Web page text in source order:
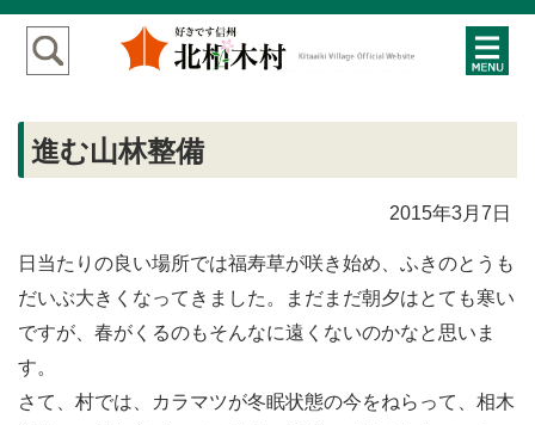
進む山林整備
2015年3月7日
日当たりの良い場所では福寿草が咲き始め、ふきのとうも
だいぶ大きくなってきました。まだまだ朝夕はとても寒い
ですが、春がくるのもそんなに遠くないのかなと思いま
す。
さて、村では、カラマツが冬眠状態の今をねらって、相木